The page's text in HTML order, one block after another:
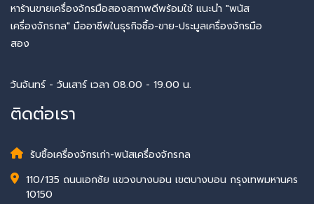
หาร้านขายเครื่องจักรมือสองสภาพดีพร้อมใช้ แนะนำ "พนัส
เครื่องจักรกล" มืออาชีพในธุรกิจซื้อ-ขาย-ประมูลเครื่องจักรมือ
สอง
วันจันทร์ - วันเสาร์ เวลา 08.00 - 19.00 น.
ติดต่อเรา
รับซื้อเครื่องจักรเก่า-พนัสเครื่องจักรกล
110/135 ถนนเอกชัย แขวงบางบอน เขตบางบอน กรุงเทพมหานคร
10150